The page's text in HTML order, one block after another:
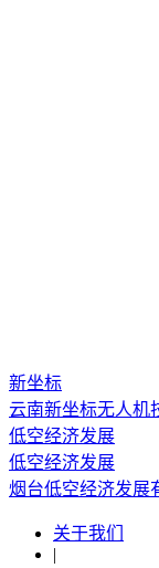
新坐标
云南新坐标无人机
低空经济发展
低空经济发展
烟台低空经济发展
关于我们
|